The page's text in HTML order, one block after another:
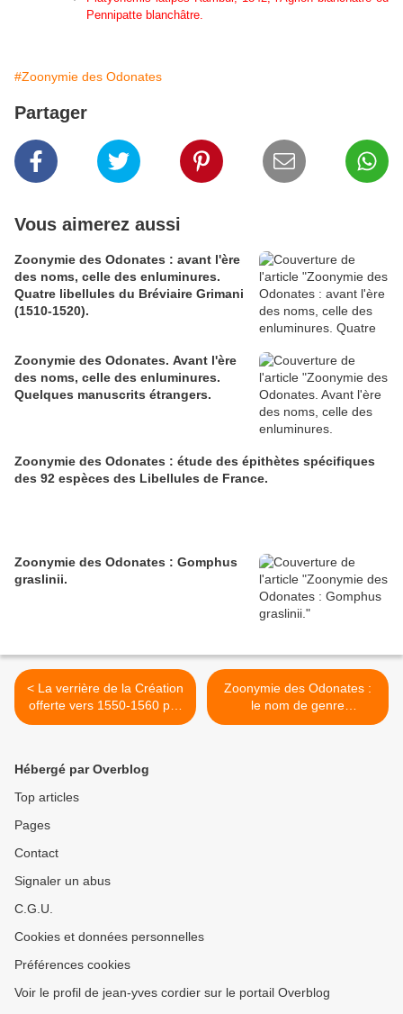
Pennipatte blanchâtre.
#Zoonymie des Odonates
Partager
Vous aimerez aussi
Zoonymie des Odonates : avant l'ère
des noms, celle des enluminures.
Quatre libellules du Bréviaire Grimani
(1510-1520).
Zoonymie des Odonates. Avant l'ère
des noms, celle des enluminures.
Quelques manuscrits étrangers.
Zoonymie des Odonates : étude des épithètes spécifiques
des 92 espèces des Libellules de France.
Zoonymie des Odonates : Gomphus
graslinii.
< La verrière de la Création
offerte vers 1550-1560 par
les Charitons aux Andelys.
Zoonymie des Odonates :
le nom de genre
Coenagrion, Kirby, 1890. >
Hébergé par Overblog
Top articles
Pages
Contact
Signaler un abus
C.G.U.
Cookies et données personnelles
Préférences cookies
Voir le profil de jean-yves cordier sur le portail Overblog